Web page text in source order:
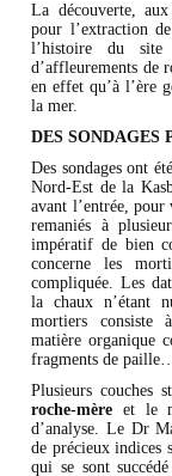
La découverte,
pour l’extraction
l’histoire du site
d’affleurements de
en effet qu’à l’ère
la mer.
DES SONDAGES
Des sondages ont
Nord-Est de la
avant l’entrée,
remaniés à
impératif de bien
concerne les
compliquée. Les
la chaux n’étant
mortiers consiste
matière organique
fragments de
Plusieurs couches
roche-mère et le
d’analyse. Le Dr
de précieux indices
qui se sont